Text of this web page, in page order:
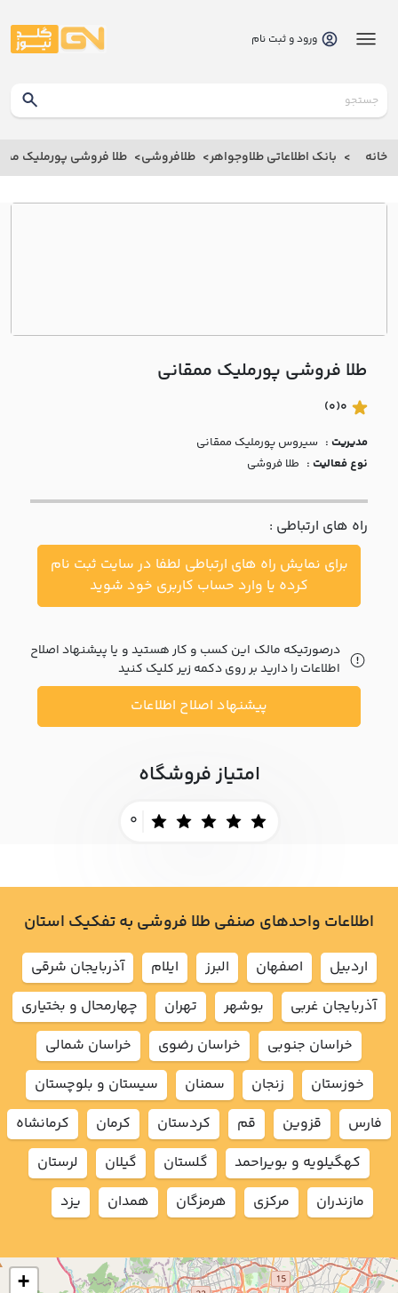
بانک
بانک
اطلاعاتی
درباره
با ما
مقالات
اخبار
پرسش
متداول
خواست
ورود و ثبت نام
خانه بانک اطلاعاتی طلاوجواهر طلافروشی طلا فروشی پورمليک
طلا فروشی پورمليک ممقاني
0
(0)
مدیریت : سيروس پورمليک ممقاني
نوع فعالیت : طلا فروشی
راه های ارتباطی :
برای نمایش راه های ارتباطی لطفا در سایت ثبت نام
کرده یا وارد حساب کاربری خود شوید
درصورتیکه مالک این کسب و کار هستید و یا پیشنهاد اصلاح
اطلاعات را دارید بر روی دکمه زیر کلیک کنید
پیشنهاد اصلاح اطلاعات
امتیاز فروشگاه
0
+
اطلاعات واحدهای صنفی طلا فروشی به تفکیک استان
اردبيل اصفهان البرز ايلام
آذربايجان شرقي
آذربايجان غربي
بوشهر تهران
چهارمحال و بختياري
خراسان جنوبي
خراسان رضوي
خراسان شمالي
خوزستان
زنجان سمنان
سيستان و بلوچستان
فارس
قزوين قم كردستان كرمان
كرمانشاه
كهگيلويه و بويراحمد
گلستان گيلان
لرستان
مازندران
مركزي هرمزگان همدان يزد